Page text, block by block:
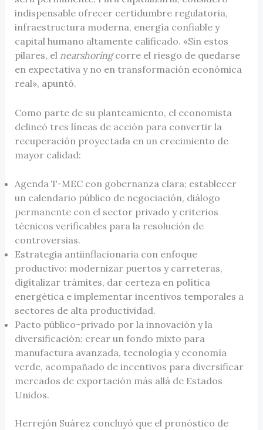
indispensable ofrecer certidumbre regulatoria,
infraestructura moderna, energía confiable y
capital humano altamente calificado. «Sin estos
pilares, el nearshoringcorre el riesgo de quedarse
en expectativa y no en transformación económica
real», apuntó.
Como parte de su planteamiento, el economista
delineó tres líneas de acción para convertir la
recuperación proyectada en un crecimiento de
mayor calidad:
Agenda T-MEC con gobernanza clara; establecer
un calendario público de negociación, diálogo
permanente con el sector privado y criterios
técnicos verificables para la resolución de
controversias.
Estrategia antiinflacionaria con enfoque
productivo: modernizar puertos y carreteras,
digitalizar trámites, dar certeza en política
energética e implementar incentivos temporales a
sectores de alta productividad.
Pacto público-privado por la innovación y la
diversificación: crear un fondo mixto para
manufactura avanzada, tecnología y economía
verde, acompañado de incentivos para diversificar
mercados de exportación más allá de Estados
Unidos.
Herrejón Suárez concluyó que el pronóstico de